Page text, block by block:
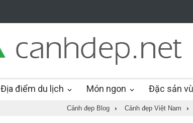
Địa điểm du lịch Món ngon Đặc sản
Cảnh đẹp Blog › Cảnh đẹp Việt Nam ›